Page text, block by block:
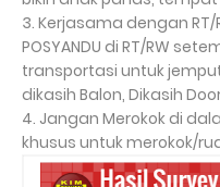
3. Kerjasama dengan
POSYANDU di RT/RW
transportasi untuk
dikasih Balon, Dikasih
4. Jangan Merokok di
khusus untuk merokok/